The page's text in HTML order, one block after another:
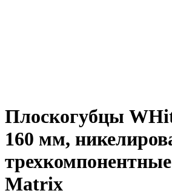
Плоскогубцы
160 мм,
Matrix